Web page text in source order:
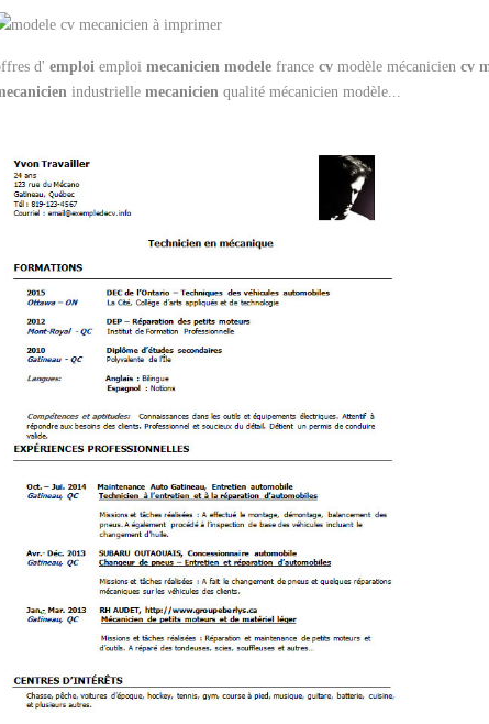
d'emploi emploimecanicien modele francecv modèle mécaniciencv
industriellemecanicien qualité mécanicien modèle...